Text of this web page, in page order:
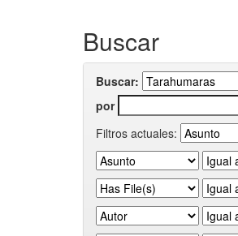
Buscar
Buscar:
por
Filtros actuales: